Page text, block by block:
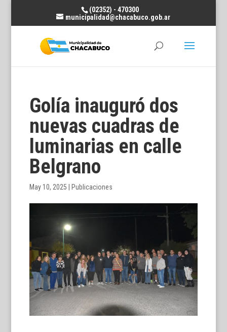
(02352) - 470300
municipalidad@chacabuco.gob.ar
Golía inauguró dos
nuevas cuadras de
luminarias en calle
Belgrano
May 10, 2025 Publicaciones